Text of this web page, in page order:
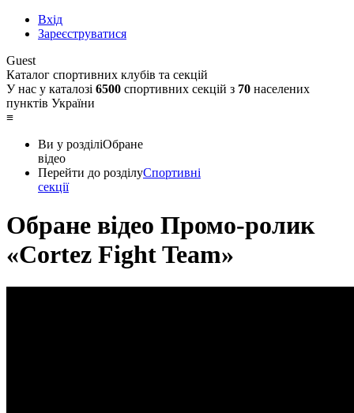
Вхід
Зареєструватися
Guest
Каталог спортивних клубів та секцій
У нас у каталозі 6500 спортивних секцій з 70 населених
пунктів України
≡
Ви у розділіОбране
відео
Перейти до розділуСпортивні
секції
Обране відео Промо-ролик
«Cortez Fight Team»